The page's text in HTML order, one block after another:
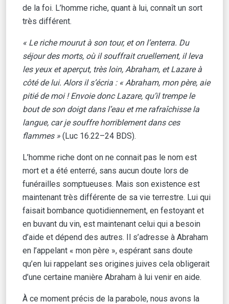
de la foi. L’homme riche, quant à lui, connaît un sort
très différent.
« Le riche mourut à son tour, et on l’enterra. Du
séjour des morts, où il souffrait cruellement, il leva
les yeux et aperçut, très loin, Abraham, et Lazare à
côté de lui. Alors il s’écria : « Abraham, mon père, aie
pitié de moi ! Envoie donc Lazare, qu’il trempe le
bout de son doigt dans l’eau et me rafraîchisse la
langue, car je souffre horriblement dans ces
flammes » (Luc 16.22–24 BDS).
L’homme riche dont on ne connait pas le nom est
mort et a été enterré, sans aucun doute lors de
funérailles somptueuses. Mais son existence est
maintenant très différente de sa vie terrestre. Lui qui
faisait bombance quotidiennement, en festoyant et
en buvant du vin, est maintenant celui qui a besoin
d’aide et dépend des autres. Il s’adresse à Abraham
en l’appelant « mon père », espérant sans doute
qu’en lui rappelant ses origines juives cela obligerait
d’une certaine manière Abraham à lui venir en aide.
À ce moment précis de la parabole, nous avons la